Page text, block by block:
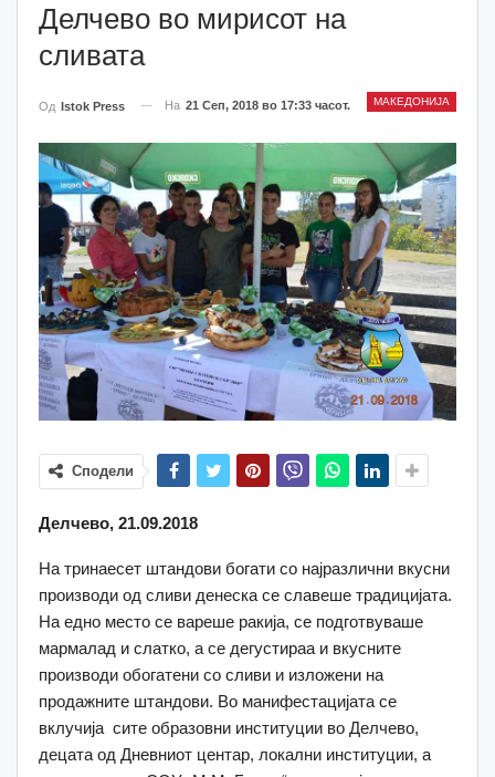
Делчево во мирисот на
сливата
МАКЕДОНИЈА
Од Istok Press На 21 Сеп, 2018 во 17:33 часот.
Сподели
Делчево, 21.09.2018
На тринаесет штандови богати со најразлични вкусни
производи од сливи денеска се славеше традицијата.
На едно место се вареше ракија, се подготвуваше
мармалад и слатко, а се дегустираа и вкусните
производи обогатени со сливи и изложени на
продажните штандови. Во манифестацијата се
вклучија сите образовни институции во Делчево,
децата од Дневниот центар, локални институции, а